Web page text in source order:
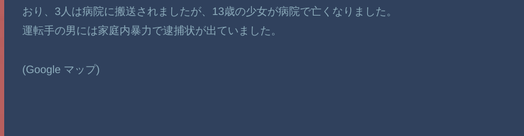
おり、3人は病院に搬送されましたが、13歳の少女が病院で亡くなりました。
運転手の男には家庭内暴力で逮捕状が出ていました。
(Google マップ)